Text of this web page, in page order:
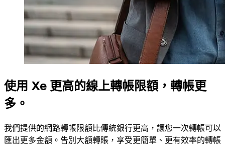
使用 Xe 更高的線上轉帳限額，轉帳更
多。
我們提供的網路轉帳限額比傳統銀行更高，讓您一次轉帳可以
匯出更多金額。告別大額轉賬，享受更簡單、更有效率的轉帳